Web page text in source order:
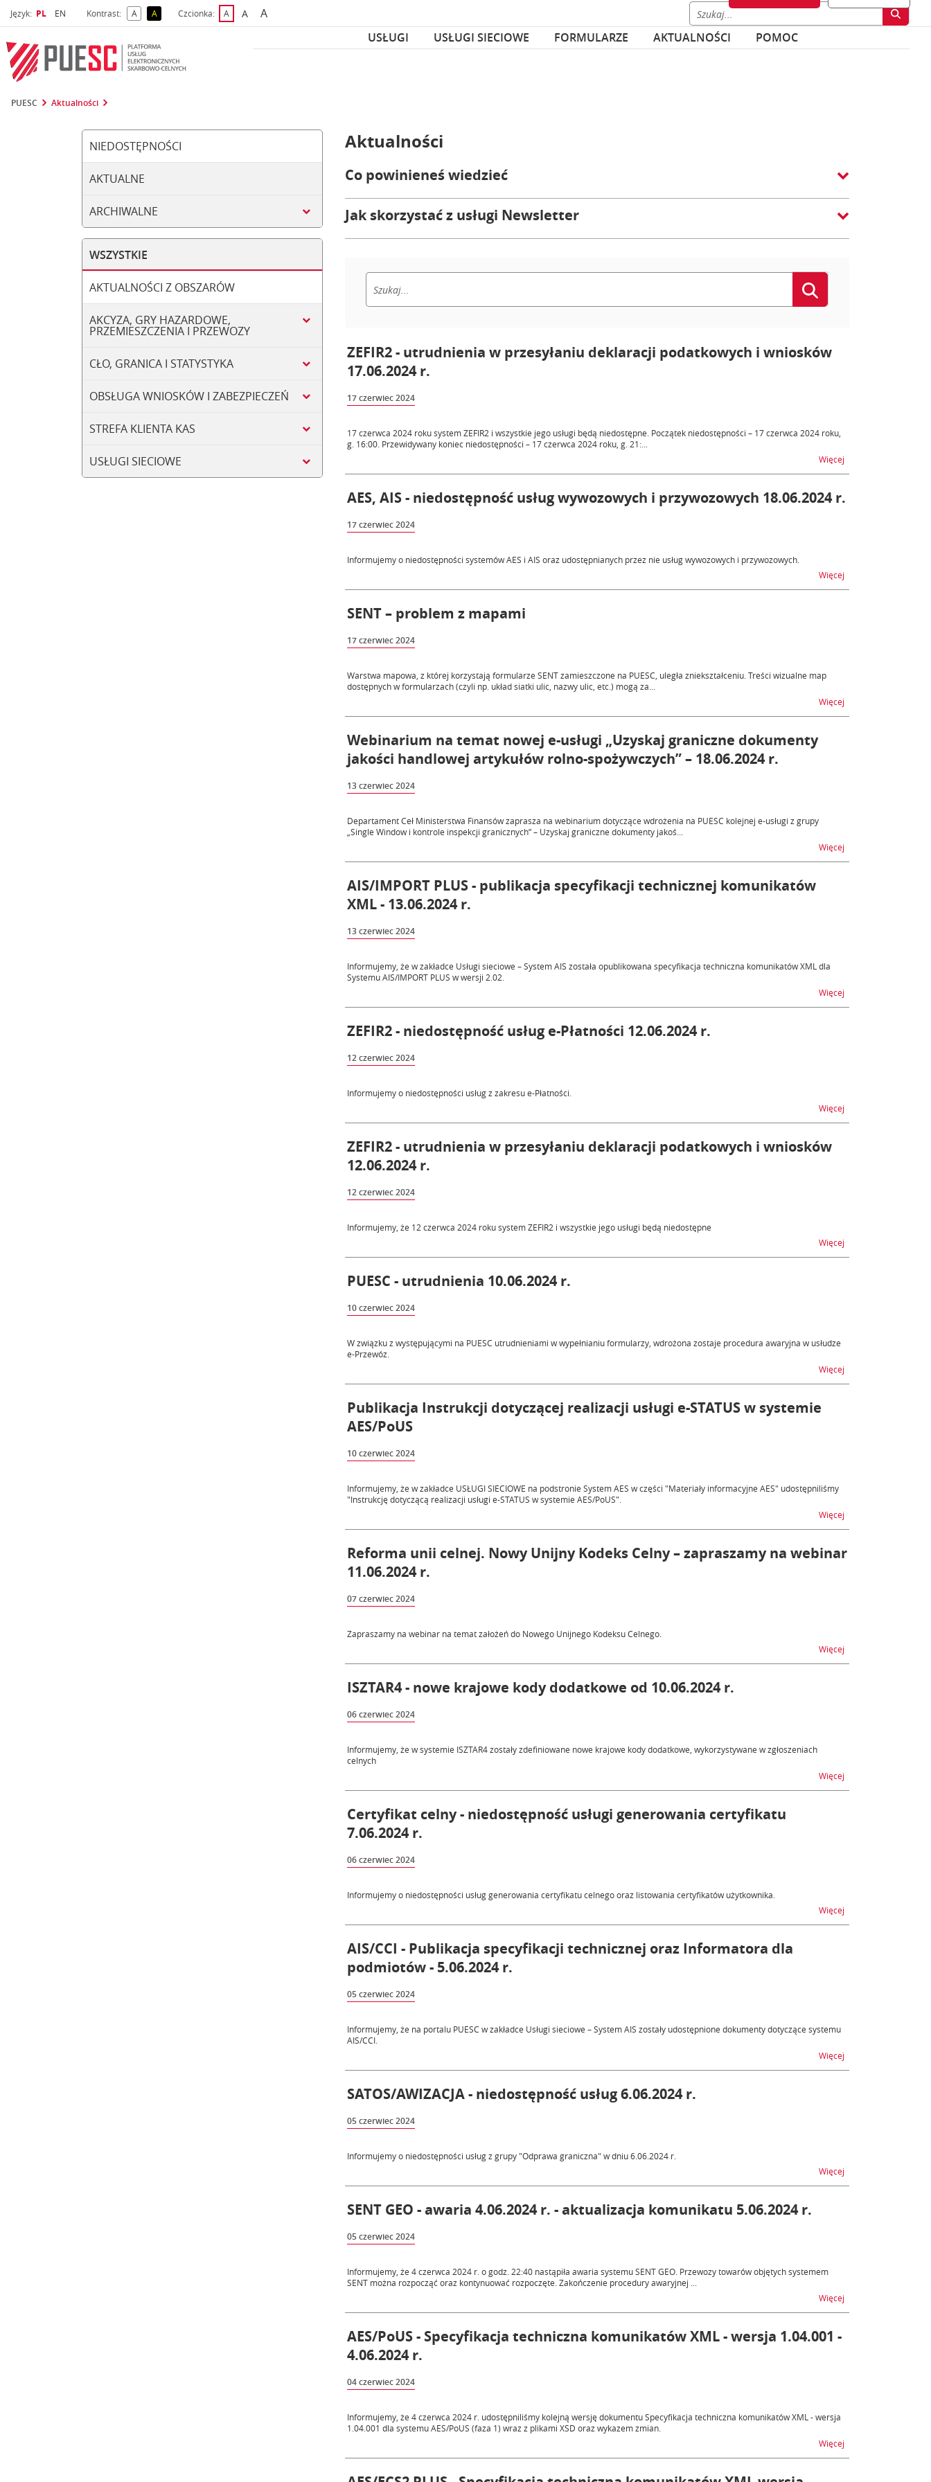
Język: Wybrany język
PL Wybierz język
EN Kontrast: Akontrast domyślny
Akontrast żółty tekst na czarnym tle
Czcionka: Adomyślna czcionka
Awiększa czcionka
Anajwiększa czcionka
USŁUGI
USŁUGI SIECIOWE FORMULARZE AKTUALNOŚCI POMOC
PUESC Aktualności
NIEDOSTĘPNOŚCI
AKTUALNE
ARCHIWALNE
WSZYSTKIE
AKTUALNOŚCI Z OBSZARÓW
AKCYZA, GRY HAZARDOWE,
PRZEMIESZCZENIA I PRZEWOZY
CŁO, GRANICA I STATYSTYKA
OBSŁUGA WNIOSKÓW I ZABEZPIECZEŃ
STREFA KLIENTA KAS
USŁUGI SIECIOWE
Aktualności
Co powinieneś wiedzieć
Jak skorzystać z usługi Newsletter
ZEFIR2 - utrudnienia w przesyłaniu deklaracji podatkowych i wniosków
17.06.2024 r.
17 czerwiec 2024
17 czerwca 2024 roku system ZEFIR2 i wszystkie jego usługi będą niedostępne. Początek niedostępności – 17 czerwca 2024 roku,
g. 16:00. Przewidywany koniec niedostępności – 17 czerwca 2024 roku, g. 21:...
Więcej
AES, AIS - niedostępność usług wywozowych i przywozowych 18.06.2024 r.
17 czerwiec 2024
Informujemy o niedostępności systemów AES i AIS oraz udostępnianych przez nie usług wywozowych i przywozowych.
Więcej
SENT – problem z mapami
17 czerwiec 2024
Warstwa mapowa, z której korzystają formularze SENT zamieszczone na PUESC, uległa zniekształceniu. Treści wizualne map
dostępnych w formularzach (czyli np. układ siatki ulic, nazwy ulic, etc.) mogą za...
Więcej
Webinarium na temat nowej e-usługi „Uzyskaj graniczne dokumenty
jakości handlowej artykułów rolno-spożywczych” – 18.06.2024 r.
13 czerwiec 2024
Departament Ceł Ministerstwa Finansów zaprasza na webinarium dotyczące wdrożenia na PUESC kolejnej e-usługi z grupy
„Single Window i kontrole inspekcji granicznych” – Uzyskaj graniczne dokumenty jakoś...
Więcej
AIS/IMPORT PLUS - publikacja specyfikacji technicznej komunikatów
XML - 13.06.2024 r.
13 czerwiec 2024
Informujemy, że w zakładce Usługi sieciowe – System AIS została opublikowana specyfikacja techniczna komunikatów XML dla
Systemu AIS/IMPORT PLUS w wersji 2.02.
Więcej
ZEFIR2 - niedostępność usług e-Płatności 12.06.2024 r.
12 czerwiec 2024
Informujemy o niedostępności usług z zakresu e-Płatności.
Więcej
ZEFIR2 - utrudnienia w przesyłaniu deklaracji podatkowych i wniosków
12.06.2024 r.
12 czerwiec 2024
Informujemy, że 12 czerwca 2024 roku system ZEFIR2 i wszystkie jego usługi będą niedostępne
Więcej
PUESC - utrudnienia 10.06.2024 r.
10 czerwiec 2024
W związku z występującymi na PUESC utrudnieniami w wypełnianiu formularzy, wdrożona zostaje procedura awaryjna w usłudze
e-Przewóz.
Więcej
Publikacja Instrukcji dotyczącej realizacji usługi e-STATUS w systemie
AES/PoUS
10 czerwiec 2024
Informujemy, że w zakładce USŁUGI SIECIOWE na podstronie System AES w części "Materiały informacyjne AES" udostępniliśmy
"Instrukcję dotyczącą realizacji usługi e-STATUS w systemie AES/PoUS".
Więcej
Reforma unii celnej. Nowy Unijny Kodeks Celny – zapraszamy na webinar
11.06.2024 r.
07 czerwiec 2024
Zapraszamy na webinar na temat założeń do Nowego Unijnego Kodeksu Celnego.
Więcej
ISZTAR4 - nowe krajowe kody dodatkowe od 10.06.2024 r.
06 czerwiec 2024
Informujemy, że w systemie ISZTAR4 zostały zdefiniowane nowe krajowe kody dodatkowe, wykorzystywane w zgłoszeniach
celnych
Więcej
Certyfikat celny - niedostępność usługi generowania certyfikatu
7.06.2024 r.
06 czerwiec 2024
Informujemy o niedostępności usług generowania certyfikatu celnego oraz listowania certyfikatów użytkownika.
Więcej
AIS/CCI - Publikacja specyfikacji technicznej oraz Informatora dla
podmiotów - 5.06.2024 r.
05 czerwiec 2024
Informujemy, że na portalu PUESC w zakładce Usługi sieciowe – System AIS zostały udostępnione dokumenty dotyczące systemu
AIS/CCI.
Więcej
SATOS/AWIZACJA - niedostępność usług 6.06.2024 r.
05 czerwiec 2024
Informujemy o niedostępności usług z grupy "Odprawa graniczna" w dniu 6.06.2024 r.
Więcej
SENT GEO - awaria 4.06.2024 r. - aktualizacja komunikatu 5.06.2024 r.
05 czerwiec 2024
Informujemy, że 4 czerwca 2024 r. o godz. 22:40 nastąpiła awaria systemu SENT GEO. Przewozy towarów objętych systemem
SENT można rozpocząć oraz kontynuować rozpoczęte. Zakończenie procedury awaryjnej ...
Więcej
AES/PoUS - Specyfikacja techniczna komunikatów XML - wersja 1.04.001 -
4.06.2024 r.
04 czerwiec 2024
Informujemy, że 4 czerwca 2024 r. udostępniliśmy kolejną wersję dokumentu Specyfikacja techniczna komunikatów XML - wersja
1.04.001 dla systemu AES/PoUS (faza 1) wraz z plikami XSD oraz wykazem zmian.
Więcej